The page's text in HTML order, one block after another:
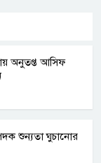
অনুতপ্ত আসিফ
শুন্যতা ঘুচানোর